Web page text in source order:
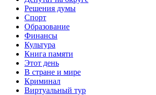
Решения думы
Спорт
Образование
Финансы
Культура
Книга памяти
Этот день
В стране и мире
Криминал
Виртуальный тур